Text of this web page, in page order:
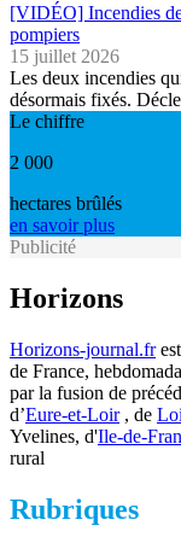
[VIDÉO] Incendies
pompiers
15 juillet 2026
Les deux incendies
désormais fixés.
Le chiffre
2 000
hectares brûlés
en savoir plus
Publicité
Horizons
Horizons-journal.fr
de France,
par la fusion de
d’Eure-et-Loir, de
Yvelines, d'Ile-de-
rural
Rubriques